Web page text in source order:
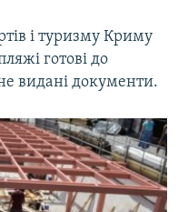
і туризму Криму
готові до
видані документи.